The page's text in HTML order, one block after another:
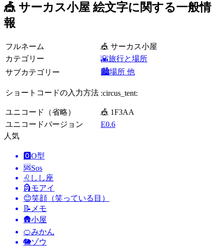
🎪 サーカス小屋 絵文字に関する一般情
報
フルネーム
🎪 サーカス小屋
カテゴリー
🌇旅行と場所
サブカテゴリー
🏙️場所 他
ショートコードの入力方法 :circus_tent:
ユニコード（省略）
🎪 1F3AA
ユニコードバージョン
E0.6
人気
🅾️O型
🆘Sos
♌ しし座
🗿モアイ
😊笑顔（笑っている目）
📝 メモ
🛖小屋
🍊みかん
🐘ゾウ